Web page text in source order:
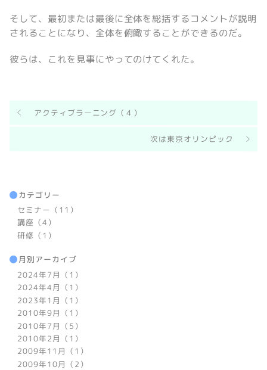
そして、最初または最後に全体を総括するコメントが説明
されることになり、全体を俯瞰することができるのだ。
彼らは、これを見事にやってのけてくれた。
アクティブラーニング（４）
次は東京オリンピック
カテゴリー
セミナー（11）
講座（4）
研修（1）
月別アーカイブ
2024年7月（1）
2024年4月（1）
2023年1月（1）
2010年9月（1）
2010年7月（5）
2010年2月（1）
2009年11月（1）
2009年10月（2）